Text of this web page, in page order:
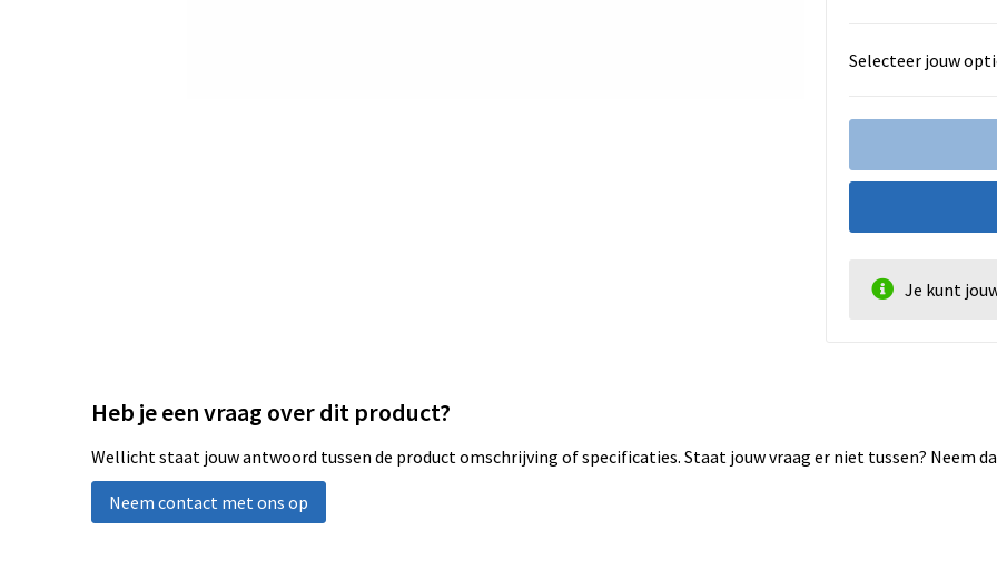
Selecteer jouw
Je kunt
Heb je een vraag over dit product?
Wellicht staat jouw antwoord tussen de product omschrijving of specificaties. Staat jouw vraag er niet tussen? Neem
Neem contact met ons op